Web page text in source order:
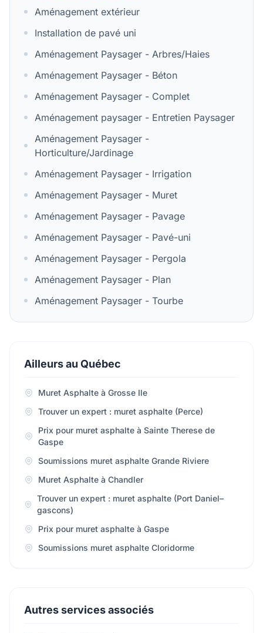
Aménagement extérieur
Installation de pavé uni
Aménagement Paysager - Arbres/Haies
Aménagement Paysager - Béton
Aménagement Paysager - Complet
Aménagement paysager - Entretien Paysager
Aménagement Paysager -
Horticulture/Jardinage
Aménagement Paysager - Irrigation
Aménagement Paysager - Muret
Aménagement Paysager - Pavage
Aménagement Paysager - Pavé-uni
Aménagement Paysager - Pergola
Aménagement Paysager - Plan
Aménagement Paysager - Tourbe
Ailleurs au Québec
Muret Asphalte à Grosse Ile
Trouver un expert : muret asphalte (Perce)
Prix pour muret asphalte à Sainte Therese de
Gaspe
Soumissions muret asphalte Grande Riviere
Muret Asphalte à Chandler
Trouver un expert : muret asphalte (Port Daniel–
gascons)
Prix pour muret asphalte à Gaspe
Soumissions muret asphalte Cloridorme
Autres services associés